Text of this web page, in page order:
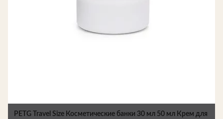
PETG Travel Size Косметические банки 30 мл 50 мл Крем для